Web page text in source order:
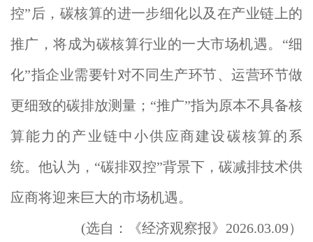
控”后，碳核算的进一步细化以及在产业链上的
推广，将成为碳核算行业的一大市场机遇。“细
化”指企业需要针对不同生产环节、运营环节做
更细致的碳排放测量；“推广”指为原本不具备核
算能力的产业链中小供应商建设碳核算的系
统。他认为，“碳排双控”背景下，碳减排技术供
应商将迎来巨大的市场机遇。
(选自：《经济观察报》2026.03.09）